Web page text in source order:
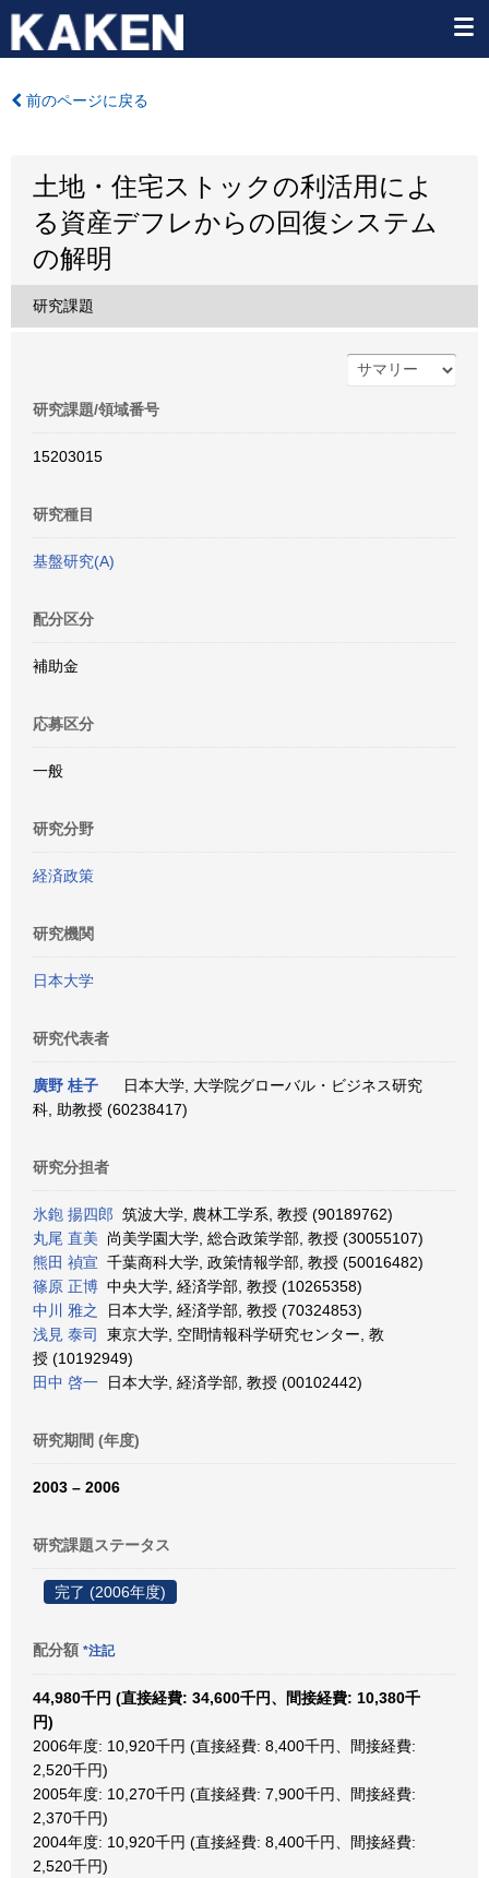
前のページに戻る
土地・住宅ストックの利活用によ
る資産デフレからの回復システム
の解明
研究課題
研究課題/領域番号
15203015
研究種目
基盤研究(A)
配分区分
補助金
応募区分
一般
研究分野
経済政策
研究機関
日本大学
研究代表者
廣野 桂子
日本大学, 大学院グローバル・ビジネス研究
科, 助教授 (60238417)
研究分担者
氷鉋 揚四郎 筑波大学, 農林工学系, 教授 (90189762)
丸尾 直美 尚美学園大学, 総合政策学部, 教授 (30055107)
熊田 禎宣 千葉商科大学, 政策情報学部, 教授 (50016482)
篠原 正博 中央大学, 経済学部, 教授 (10265358)
中川 雅之
日本大学, 経済学部, 教授 (70324853)
浅見 泰司
東京大学, 空間情報科学研究センター, 教
授 (10192949)
田中 啓一 日本大学, 経済学部, 教授 (00102442)
研究期間 (年度)
2003 – 2006
研究課題ステータス
完了 (2006年度)
配分額 *注記
44,980千円 (直接経費: 34,600千円、間接経費: 10,380千
円)
2006年度: 10,920千円 (直接経費: 8,400千円、間接経費:
2,520千円)
2005年度: 10,270千円 (直接経費: 7,900千円、間接経費:
2,370千円)
2004年度: 10,920千円 (直接経費: 8,400千円、間接経費:
2,520千円)